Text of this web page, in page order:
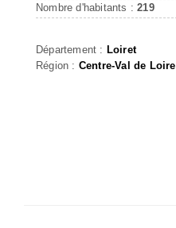
Nombre d'habitants :219
Département : Loiret
Région : Centre-Val de Loire